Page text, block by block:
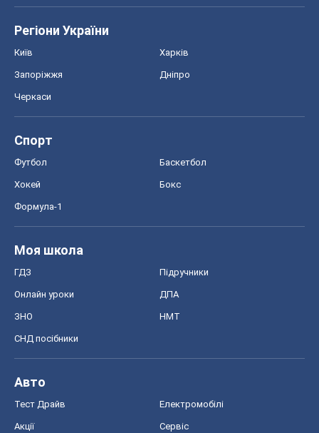
Регіони України
Київ Харків
Запоріжжя Дніпро
Черкаси
Спорт
Футбол Баскетбол
Хокей Бокс
Формула-1
Моя школа
ГДЗ Підручники
Онлайн уроки ДПА
ЗНО НМТ
СНД посібники
Авто
Тест Драйв Електромобілі
Акції Сервіс